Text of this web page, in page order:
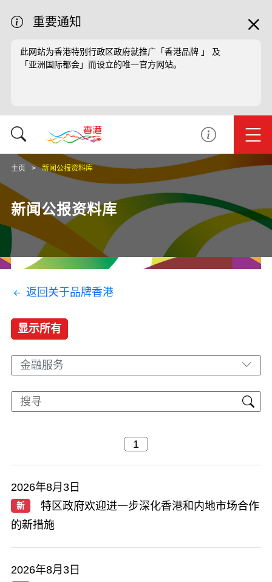
重要通知
此网站为香港特别行政区政府就推广「香港品牌 」 及
「亚洲国际都会」而设立的唯一官方网站。
主页 新闻公报资料库
新闻公报资料库
返回关于品牌香港
显示所有
金融服务
2026年8月3日
新
特区政府欢迎进一步深化香港和内地市场合作
的新措施
2026年8月3日